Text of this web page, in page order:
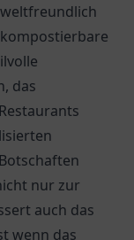
das
nur zur
auch das
wenn das